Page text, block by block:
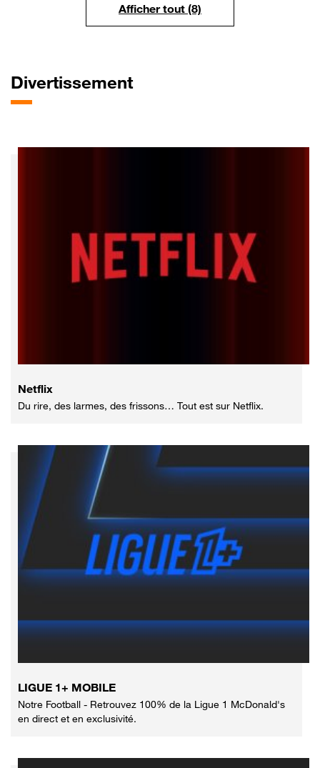
Afficher tout (8)
Divertissement
Netflix
Du rire, des larmes, des frissons… Tout est sur Netflix.
LIGUE 1+ MOBILE
Notre Football - Retrouvez 100% de la Ligue 1 McDonald's
en direct et en exclusivité.